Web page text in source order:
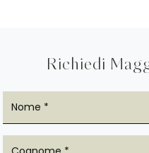
Richiedi